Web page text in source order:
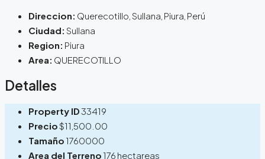
Direccion: Querecotillo, Sullana, Piura, Perú
Ciudad: Sullana
Region: Piura
Area: QUERECOTILLO
Detalles
Property ID33419
Precio$11,500.00
Tamaño 1760000
Area del Terreno 176 hectareas